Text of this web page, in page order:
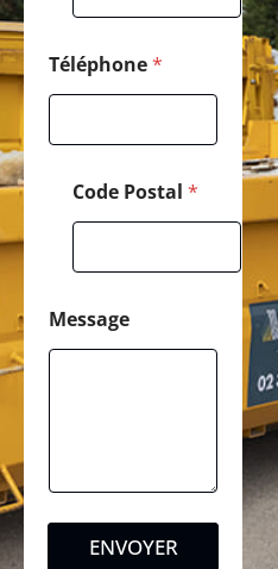
Téléphone*
Code Postal *
Message
ENVOYER